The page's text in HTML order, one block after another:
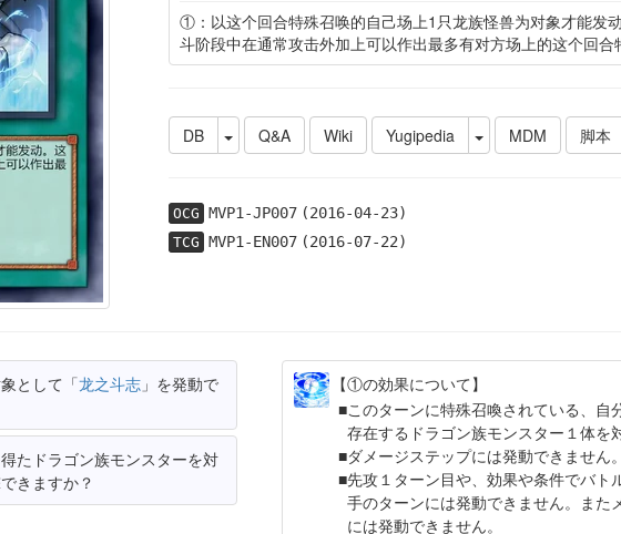
①：以这个回合特殊召唤的自己场上1只龙族怪兽为对象才能发
斗阶段中在通常攻击外加上可以作出最多有对方场上的这个回合
DB Q&A Wiki Yugipedia MDM 脚本
OCG MVP1-JP007(2016-04-23)
TCG MVP1-EN007(2016-07-22)
として「龙之斗志 」を発動で
たドラゴン族モンスターを対
きますか？
【①の効果について】
このターンに特殊召喚されている、
存在するドラゴン族モンスター１体を
ダメージステップには発動できません。
先攻１ターン目や、効果や条件でバト
手のターンには発動できません。また
には発動できません。